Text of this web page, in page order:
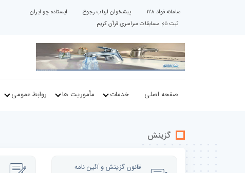
سامانه فواد 128 پیشخوان ارباب رجوع
ایستاده چو ایران
ثبت نام مسابقات سراسری قرآن کریم
صفحه اصلی خدمات مأموریت ها روابط عمومی
گزینش
قانون گزینش و آئین نامه